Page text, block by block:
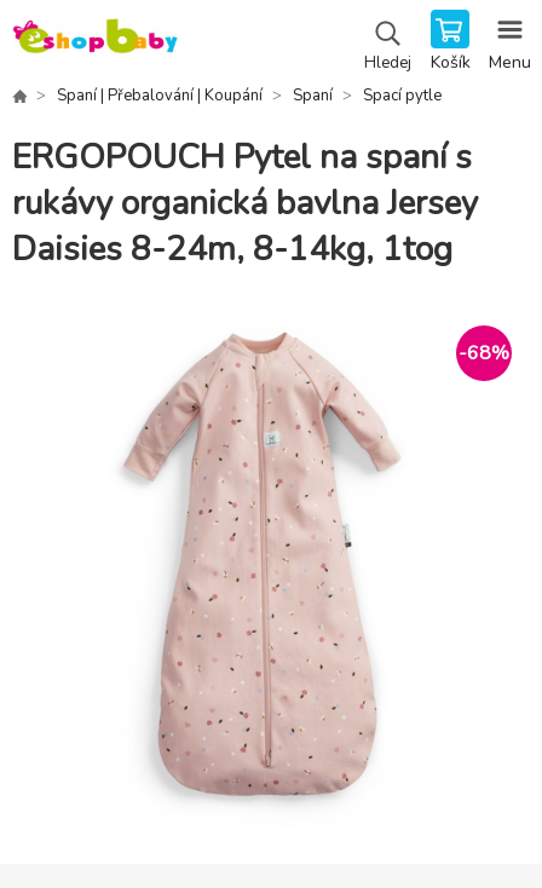
Hledej Košík Menu
Spaní | Přebalování | Koupání Spaní Spací pytle
ERGOPOUCH Pytel na spaní s
rukávy organická bavlna Jersey
Daisies 8-24m, 8-14kg, 1tog
-68%